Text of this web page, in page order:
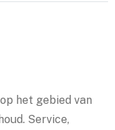
het gebied van
Service,